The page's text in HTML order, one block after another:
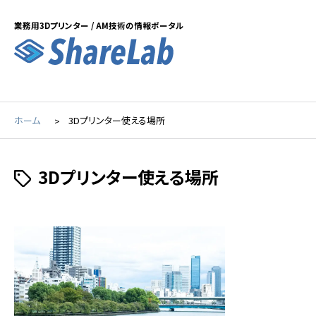
業務用3Dプリンター / AM技術の情報ポータル
ホーム 3Dプリンター使える場所
3Dプリンター使える場所